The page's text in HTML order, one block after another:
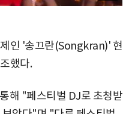
인 '송끄란(Songkran)' 현
했다.
해 "페스티벌 DJ로 초청받